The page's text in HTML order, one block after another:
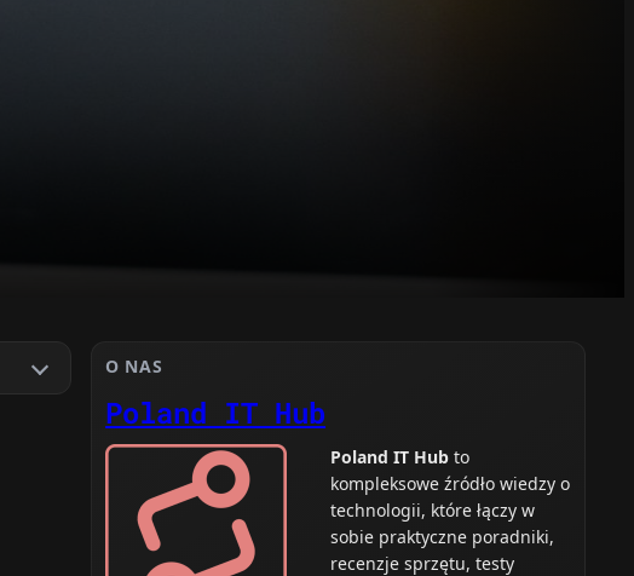
O NAS
Poland IT Hub
Poland IT Hub to
kompleksowe źródło wiedzy o
technologii, które łączy w
sobie praktyczne poradniki,
recenzje sprzętu, testy